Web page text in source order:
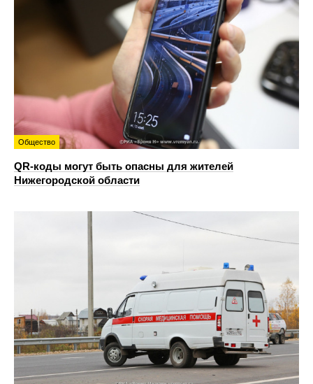
Общество
QR-коды могут быть опасны для жителей
Нижегородской области